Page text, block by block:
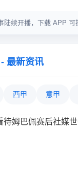
最新资讯
西甲 意甲